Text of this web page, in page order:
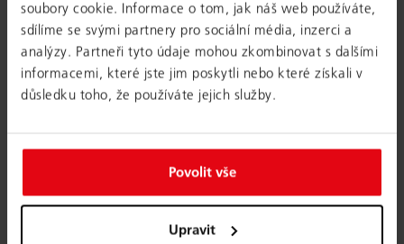
soubory cookie. Informace o tom, jak náš web používáte,
sdílíme se svými partnery pro sociální média, inzerci a
analýzy. Partneři tyto údaje mohou zkombinovat s dalšími
informacemi, které jste jim poskytli nebo které získali v
důsledku toho, že používáte jejich služby.
Povolit vše
Upravit
Souhra mezi tvrdým a měkkým.
Vysoké nároky, které ACP TEKAEF kladla na design svého
nového působiště, zakusíme hned při vstupu do budovy.
textiliemi a teplými dřevitými tóny. Ve všech prostorech se
využívají přirozené barvy a organické formy. Zavěšený
stropní prvek ve formě loga společnosti zajišťuje v auditoriu